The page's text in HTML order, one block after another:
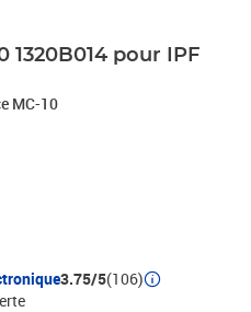
1320B014 pour IPF
MC-10
3.75/5(106)